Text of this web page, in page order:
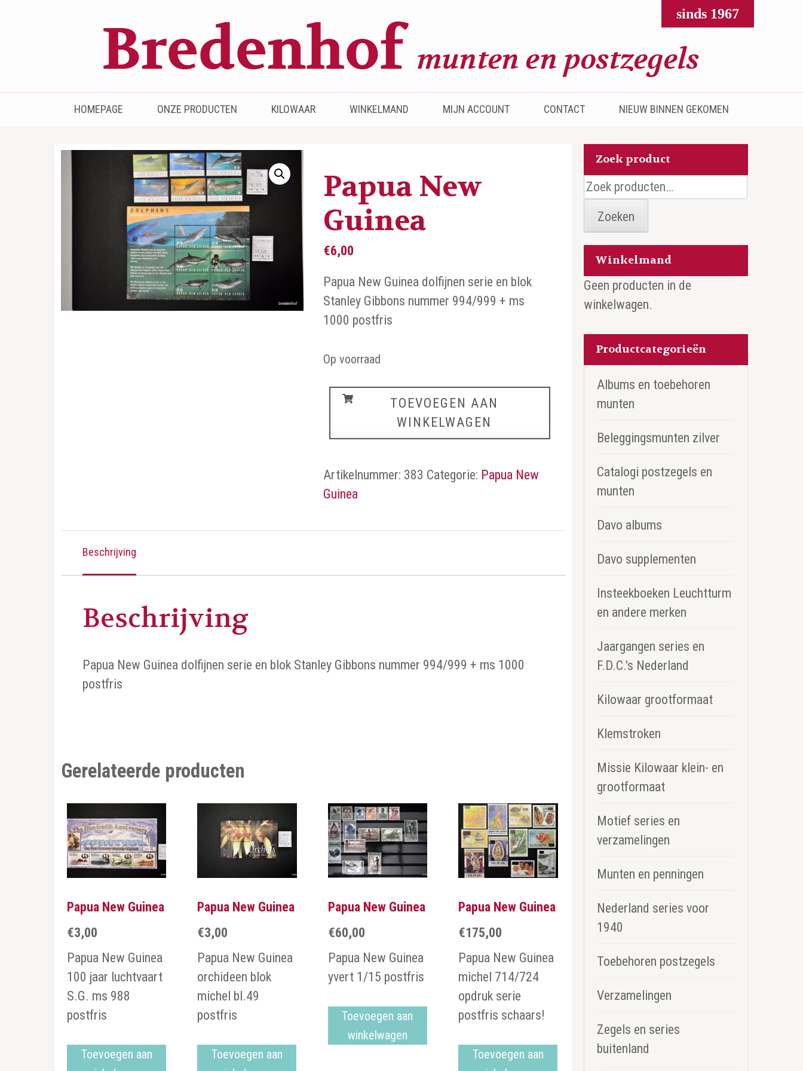
sinds 1967
Bredenhof
Postzegels en munten
HOMEPAGE ONZE PRODUCTEN KILOWAAR WINKELMAND MIJN ACCOUNT CONTACT NIEUW BINNEN GEKOMEN
Papua New
Guinea
€6,00
Papua New Guinea dolfijnen serie en blok
Stanley Gibbons nummer 994/999 + ms
1000 postfris
Op voorraad
Papua
TOEVOEGEN AAN
WINKELWAGEN
Artikelnummer: 383 Categorie: Papua New
Guinea
Beschrijving
Beschrijving
Papua New Guinea dolfijnen serie en blok Stanley Gibbons nummer 994/999 + ms 1000
postfris
Gerelateerde producten
Papua New Guinea
€3,00
Papua New Guinea
100 jaar luchtvaart
S.G. ms 988
postfris
Toevoegen aan
Papua New Guinea
€3,00
Papua New Guinea
orchideen blok
michel bl.49
postfris
Toevoegen aan
Papua New Guinea
€60,00
Papua New Guinea
yvert 1/15 postfris
Toevoegen aan
winkelwagen
Papua New Guinea
€175,00
Papua New Guinea
michel 714/724
opdruk serie
postfris schaars!
Toevoegen aan
Zoek product
Zoeken
naar:
Zoeken
Winkelmand
Geen producten in de
winkelwagen.
Productcategorieën
Albums en toebehoren
munten
Beleggingsmunten zilver
Catalogi postzegels en
munten
Davo albums
Davo supplementen
Insteekboeken Leuchtturm
en andere merken
Jaargangen series en
F.D.C.'s Nederland
Kilowaar grootformaat
Klemstroken
Missie Kilowaar klein- en
grootformaat
Motief series en
verzamelingen
Munten en penningen
Nederland series voor
1940
Toebehoren postzegels
Verzamelingen
Zegels en series
buitenland